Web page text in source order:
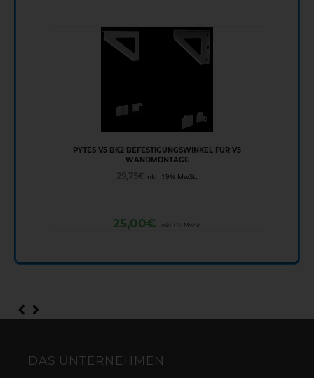
PYTES V5 BK2 BEFESTIGUNGSWINKEL FÜR V5
WANDMONTAGE
29,75€ inkl. 19% MwSt.
25,00€ inkl. 0% MwSt.
DAS UNTERNEHMEN